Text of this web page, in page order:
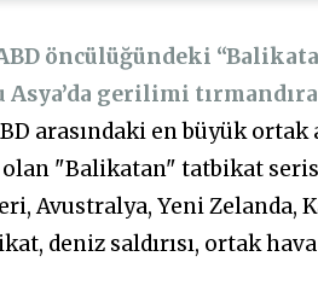
öncülüğündeki
Asya’da gerilimi
arasındaki en büyük ortak
"Balikatan" tatbikat
Avustralya, Yeni
deniz saldırısı, ortak